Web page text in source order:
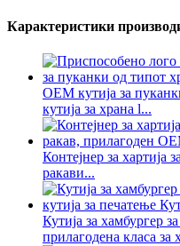
Карактеристики
ОЕМ кутија за
кутија за храна l...
Контејнер за хартија
ракави...
Кутија за хамбургер
прилагодена класа за